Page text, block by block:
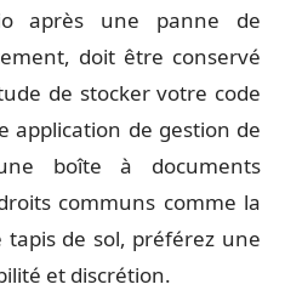
après une panne de
doit être conservé
de stocker votre code
application de gestion de
boîte à documents
communs comme la
de sol, préférez une
et discrétion.